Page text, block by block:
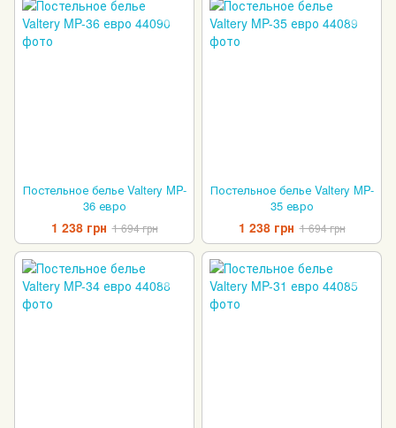
Постельное белье Valtery MP-
36 евро
1 238 грн 1 694 грн
Постельное белье Valtery MP-
35 евро
1 238 грн 1 694 грн